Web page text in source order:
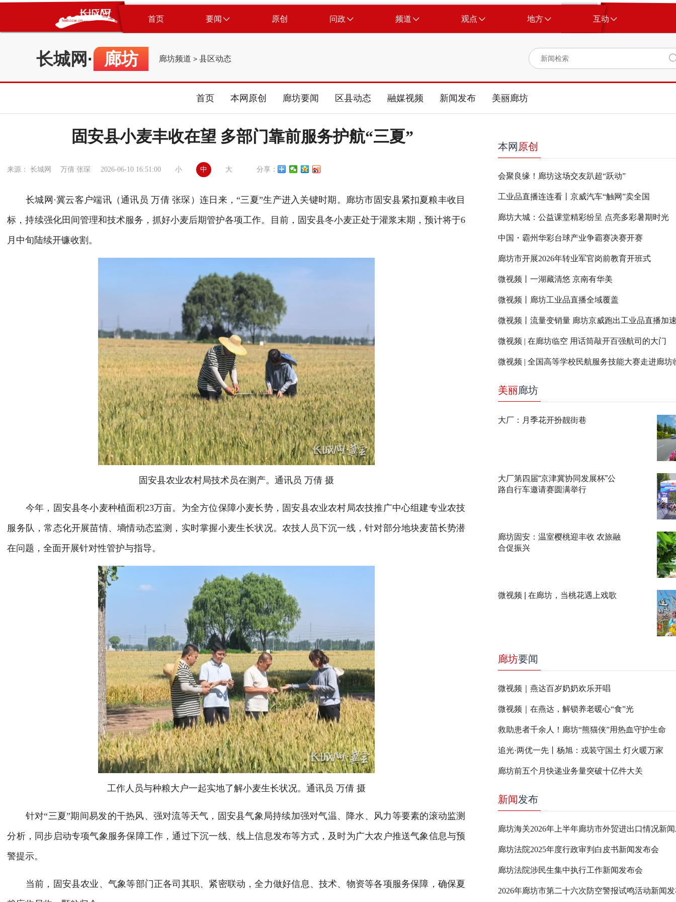
首页 要闻 原创 问政 频道 观点 地方 互动
长城网 · 廊坊 廊坊频道 > 县区动态
首页 本网原创 廊坊要闻 区县动态 融媒视频 新闻发布 美丽廊坊
固安县小麦丰收在望 多部门靠前服务护航“三夏”
来源： 长城网 万倩 张琛 2026-06-10 16:51:00 小 中 大 分享：
长城网·冀云客户端讯（通讯员 万倩 张琛）连日来，“三夏”生产进入关键时期。廊坊市固安县紧扣夏粮丰收目
标，持续强化田间管理和技术服务，抓好小麦后期管护各项工作。目前，固安县冬小麦正处于灌浆末期，预计将于6
月中旬陆续开镰收割。
固安县农业农村局技术员在测产。通讯员 万倩 摄
今年，固安县冬小麦种植面积23万亩。为全方位保障小麦长势，固安县农业农村局农技推广中心组建专业农技
服务队，常态化开展苗情、墒情动态监测，实时掌握小麦生长状况。农技人员下沉一线，针对部分地块麦苗长势潜
在问题，全面开展针对性管护与指导。
工作人员与种粮大户一起实地了解小麦生长状况。通讯员 万倩 摄
针对“三夏”期间易发的干热风、强对流等天气，固安县气象局持续加强对气温、降水、风力等要素的滚动监测
分析，同步启动专项气象服务保障工作，通过下沉一线、线上信息发布等方式，及时为广大农户推送气象信息与预
警提示。
当前，固安县农业、气象等部门正各司其职、紧密联动，全力做好信息、技术、物资等各项服务保障，确保夏
本网 原创
会聚良缘！廊坊这场交友趴超“跃动”
工业品直播连连看丨京威汽车“触网”卖全国
廊坊大城：公益课堂精彩纷呈 点亮多彩暑期时光
中国・霸州华彩台球产业争霸赛决赛开赛
廊坊市开展2026年转业军官岗前教育开班式
微视频丨一湖藏清悠 京南有华美
微视频丨廊坊工业品直播全域覆盖
微视频丨流量变销量 廊坊京威跑出工业品直播加
微视频 | 在廊坊临空 用话筒敲开百强航司的大门
微视频 | 全国高等学校民航服务技能大赛走进廊坊
美丽廊坊
大厂：月季花开扮靓街巷
大厂第四届“京津冀协同发展杯”公
路自行车邀请赛圆满举行
廊坊固安：温室樱桃迎丰收 农旅融
合促振兴
微视频 | 在廊坊，当桃花遇上戏歌
廊坊要闻
微视频｜燕达百岁奶奶欢乐开唱
微视频｜在燕达，解锁养老暖心“食”光
救助患者千余人！廊坊“熊猫侠”用热血守护生命
追光·两优一先丨杨旭：戎装守国土 灯火暖万家
廊坊前五个月快递业务量突破十亿件大关
新闻发布
廊坊海关2026年上半年廊坊市外贸进出口情况新
廊坊法院2025年度行政审判白皮书新闻发布会
廊坊法院涉民生集中执行工作新闻发布会
2026年廊坊市第二十六次防空警报试鸣活动新闻